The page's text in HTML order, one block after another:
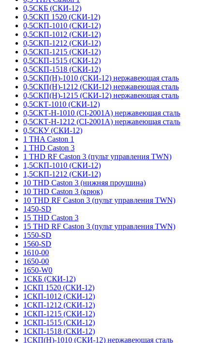
0,5СКБ (СКИ-12)
0,5СКП 1520 (СКИ-12)
0,5СКП-1010 (СКИ-12)
0,5СКП-1012 (СКИ-12)
0,5СКП-1212 (СКИ-12)
0,5СКП-1215 (СКИ-12)
0,5СКП-1515 (СКИ-12)
0,5СКП-1518 (СКИ-12)
0,5СКП(Н)-1010 (СКИ-12) нержавеющая сталь
0,5СКП(Н)-1212 (СКИ-12) нержавеющая сталь
0,5СКП(Н)-1215 (СКИ-12) нержавеющая сталь
0,5СКТ-1010 (СКИ-12)
0,5СКТ-Н-1010 (CI-2001A) нержавеющая сталь
0,5СКТ-Н-1212 (CI-2001A) нержавеющая сталь
0,5СКУ (СКИ-12)
1 THA Caston 1
1 THD Caston 3
1 THD RF Caston 3 (пульт управления TWN)
1,5СКП-1010 (СКИ-12)
1,5СКП-1212 (СКИ-12)
10 THD Caston 3 (нижняя проушина)
10 THD Caston 3 (крюк)
10 THD RF Caston 3 (пульт управления TWN)
1450-SD
15 THD Caston 3
15 THD RF Caston 3 (пульт управления TWN)
1550-SD
1560-SD
1610-00
1650-00
1650-W0
1СКБ (СКИ-12)
1СКП 1520 (СКИ-12)
1СКП-1012 (СКИ-12)
1СКП-1212 (СКИ-12)
1СКП-1215 (СКИ-12)
1СКП-1515 (СКИ-12)
1СКП-1518 (СКИ-12)
1СКП(Н)-1010 (СКИ-12) нержавеющая сталь